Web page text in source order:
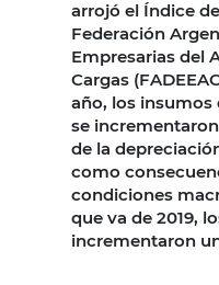
arrojó el Índice
Federación
Empresarias del
Cargas
año, los insumos
se
de la
como
condiciones
que va de 2019,
incrementaron